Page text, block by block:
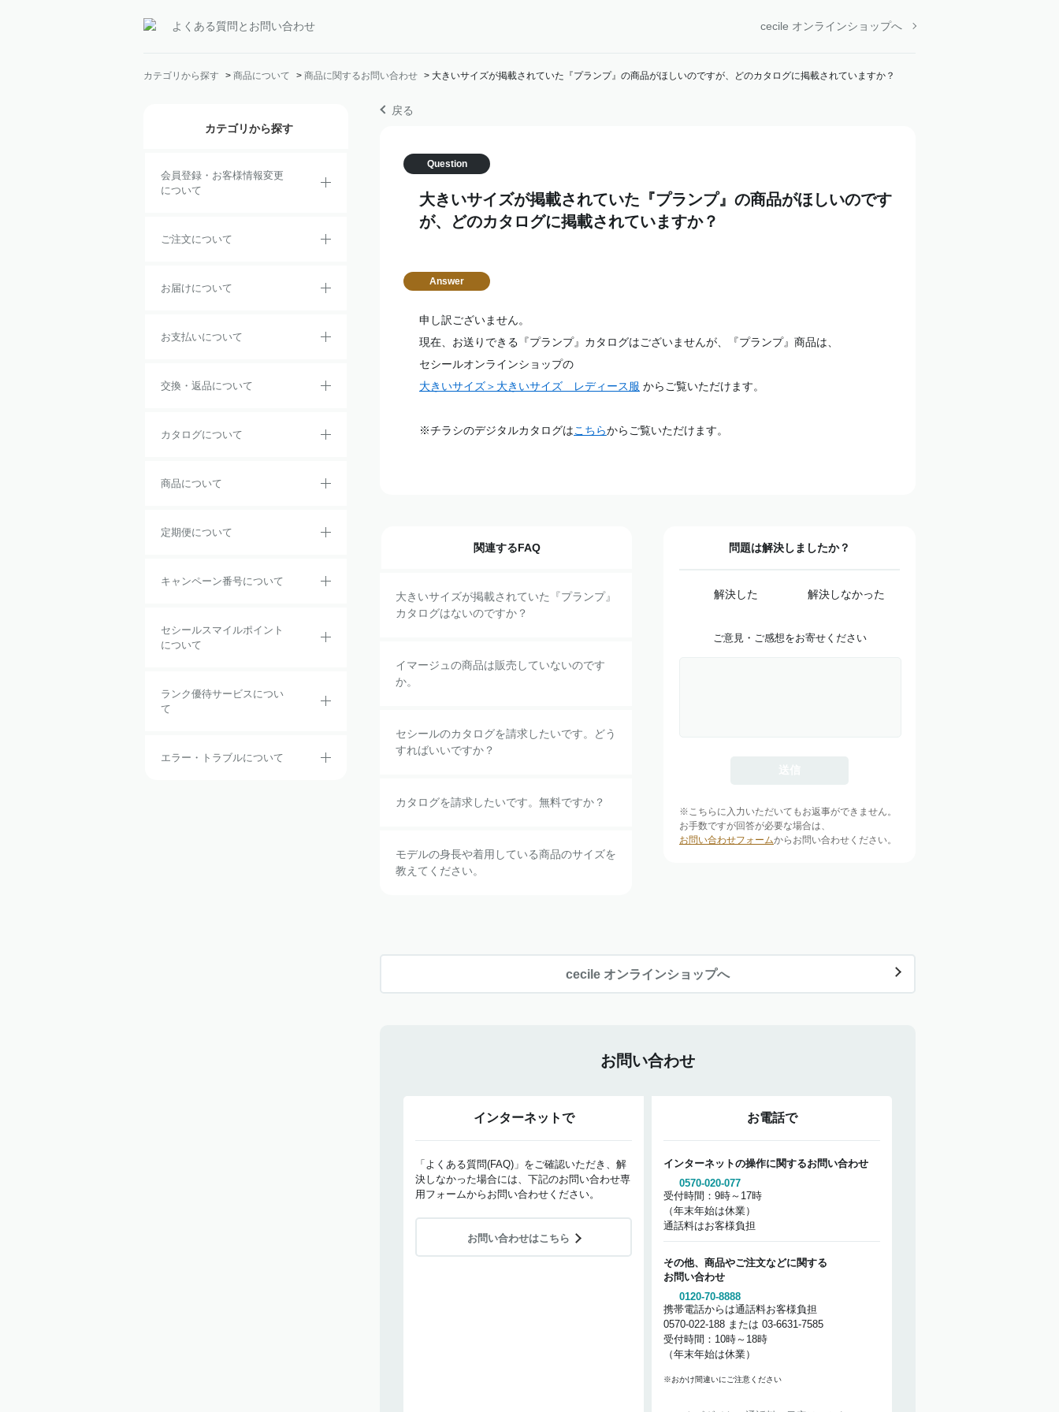
よくある質問とお問い合わせ cecile オンラインショップへ
カテゴリから探す > 商品について > 商品に関するお問い合わせ > 大きいサイズが掲載されていた『プランプ』の商品がほしいのですが、どのカタログに掲載されていますか？
カテゴリから探す
会員登録・お客様情報変更
について
ご注文について
お届けについて
お支払いについて
交換・返品について
カタログについて
商品について
定期便について
キャンペーン番号について
セシールスマイルポイント
について
ランク優待サービスについ
て
エラー・トラブルについて
戻る
大きいサイズが掲載されていた『プランプ』の商品がほしいのです
が、どのカタログに掲載されていますか？
申し訳ございません。
現在、お送りできる『プランプ』カタログはございませんが、『プランプ』商品は、
セシールオンラインショップの
大きいサイズ＞大きいサイズ レディース服 からご覧いただけます。
※チラシのデジタルカタログはこちらからご覧いただけます。
関連するFAQ
大きいサイズが掲載されていた『プランプ』
カタログはないのですか？
イマージュの商品は販売していないのです
か。
セシールのカタログを請求したいです。どう
すればいいですか？
カタログを請求したいです。無料ですか？
モデルの身長や着用している商品のサイズを
教えてください。
問題は解決しましたか？
解決した 解決しなかった
ご意見・ご感想をお寄せください
※こちらに入力いただいてもお返事ができません。
お手数ですが回答が必要な場合は、
お問い合わせフォームからお問い合わせください。
cecile オンラインショップへ
お問い合わせ
インターネットで
「よくある質問(FAQ)」をご確認いただき、解
決しなかった場合には、下記のお問い合わせ専
用フォームからお問い合わせください。
お問い合わせはこちら
お電話で
インターネットの操作に関するお問い合わせ
0570-020-077
受付時間：9時～17時
（年末年始は休業）
通話料はお客様負担
その他、商品やご注文などに関する
お問い合わせ
0120-70-8888
携帯電話からは通話料お客様負担
0570-022-188 または 03-6631-7585
受付時間：10時～18時
（年末年始は休業）
※おかけ間違いにご注意ください